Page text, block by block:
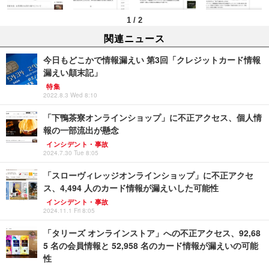
1 / 2
関連ニュース
今日もどこかで情報漏えい 第3回「クレジットカード情報
漏えい顛末記」
特集
2022.8.3 Wed 8:10
「下鴨茶寮オンラインショップ」に不正アクセス、個人情
報の一部流出が懸念
インシデント・事故
2024.7.30 Tue 8:05
「スローヴィレッジオンラインショップ」に不正アクセ
ス、4,494 人のカード情報が漏えいした可能性
インシデント・事故
2024.11.1 Fri 8:05
「タリーズ オンラインストア」への不正アクセス、92,68
5 名の会員情報と 52,958 名のカード情報が漏えいの可能
性